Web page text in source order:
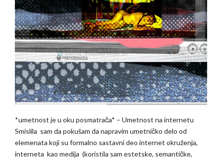
*umetnost je u oku posmatrača* – Umetnost na internetu
Smislila sam da pokušam da napravim umetničko delo od
elemenata koji su formalno sastavni deo internet okruženja,
interneta kao medija (koristila sam estetske, semantičke,